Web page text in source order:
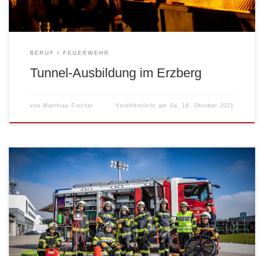
BERUF FEUERWEHR
Tunnel-Ausbildung im Erzberg
von Matthias Fischer Veröffentlicht amSa, 16. Oktober 2021